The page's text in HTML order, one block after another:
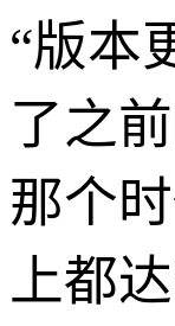
“版本
了之
那个
上都